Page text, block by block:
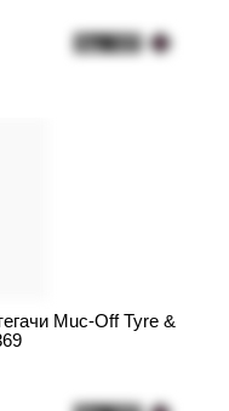
Muc-Off Tyre &